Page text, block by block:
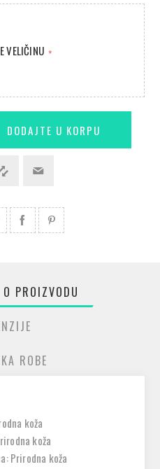
VELIČINU *
PROIZVODU
ROBE
koža
koža
Prirodna koža